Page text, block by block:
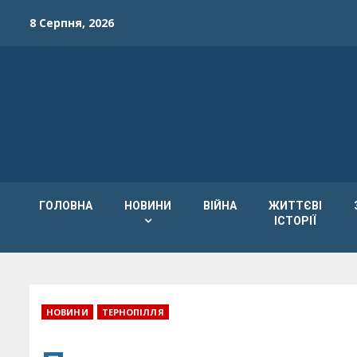
8 Серпня, 2026
ГОЛОВНА НОВИНИ ВІЙНА
ЖИТТЄВІ
ІСТОРІЇ
НОВИНИ ТЕРНОПІЛЛЯ